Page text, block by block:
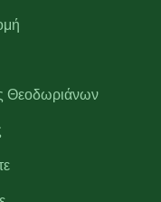
Θεοδωριάνων